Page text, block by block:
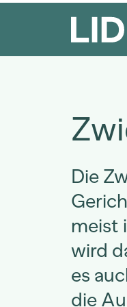
Die
meist
wird
es
die